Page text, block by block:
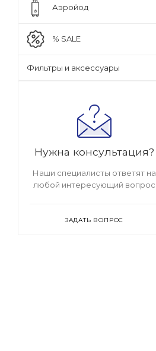
Аэройод
% SALE
Фильтры и аксессуары
Нужна консультация?
Наши специалисты ответят на
любой интересующий вопрос
ЗАДАТЬ ВОПРОС